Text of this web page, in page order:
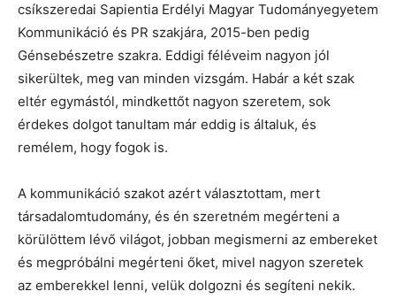
csíkszeredai Sapientia Erdélyi Magyar Tudományegyetem
Kommunikáció és PR szakjára, 2015-ben pedig
Génsebészetre szakra. Eddigi féléveim nagyon jól
sikerültek, meg van minden vizsgám. Habár a két szak
eltér egymástól, mindkettőt nagyon szeretem, sok
érdekes dolgot tanultam már eddig is általuk, és
remélem, hogy fogok is.
A kommunikáció szakot azért választottam, mert
társadalomtudomány, és én szeretném megérteni a
körülöttem lévő világot, jobban megismerni az embereket
és megpróbálni megérteni őket, mivel nagyon szeretek
az emberekkel lenni, velük dolgozni és segíteni nekik.